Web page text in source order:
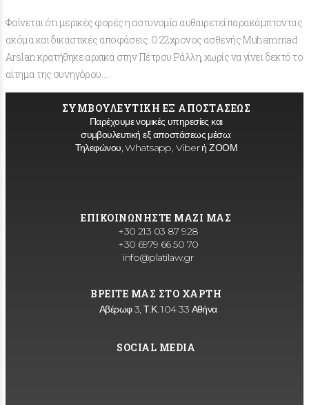
Φαίνεται ότι μερικές φορές η αστυνομία αυθαιρετεί παρακάμπτοντας
ακόμα και δικαστικές αποφάσεις. Ο 22χρονος ασθενής Muhammad
Arslan κρατήθηκε αρχικά στην Πέτρου Ράλλη, χωρίς να γίνει δεκτό το
αίτημα της συνηγόρου…
ΣΥΜΒΟΥΛΕΥΤΙΚΗ ΕΞ ΑΠΟΣΤΑΣΕΩΣ
Παρέχουμε νομικές υπηρεσίες και
συμβουλευτική εξ αποστάσεως μέσω:
Τηλεφώνου, Whatsapp, Viber ή ΖΟΟΜ
ΕΠΙΚΟΙΝΩΝΗΣΤΕ ΜΑΖΙ ΜΑΣ
+30 213 03 87 928
+30 6979 66 50 70
info@platilaw.gr
ΒΡΕΙΤΕ ΜΑΣ ΣΤΟ ΧΑΡΤΗ
Αβέρωφ 3, Τ.Κ. 104 33 Αθήνα
SOCIAL MEDIA